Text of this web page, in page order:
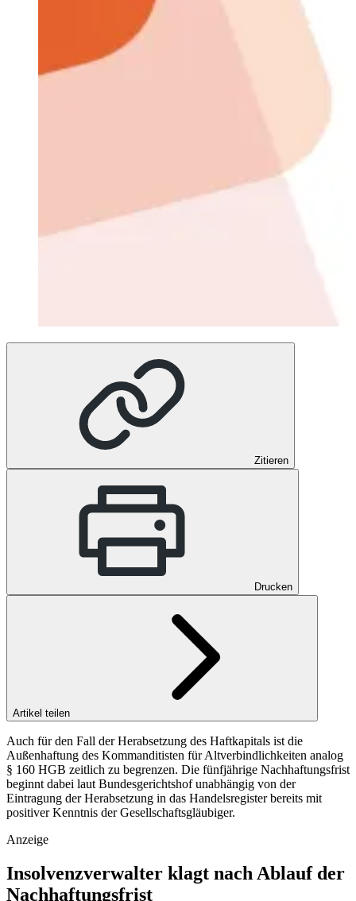
Zitieren
Drucken
Artikel teilen
Auch für den Fall der Herabsetzung des Haftkapitals ist die
Außenhaftung des Kommanditisten für Altverbindlichkeiten analog
§ 160 HGB zeitlich zu begrenzen. Die fünfjährige Nachhaftungsfrist
beginnt dabei laut Bundesgerichtshof unabhängig von der
Eintragung der Herabsetzung in das Handelsregister bereits mit
positiver Kenntnis der Gesellschaftsgläubiger.
Anzeige
Insolvenzverwalter klagt nach Ablauf der
Nachhaftungsfrist